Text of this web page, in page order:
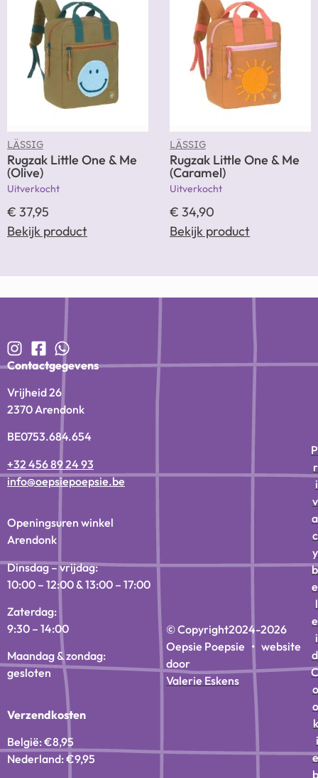
LÄSSIG
Rugzak Little One & Me
(Olive)
Uitverkocht
€ 37,95
Bekijk product
LÄSSIG
Rugzak Little One & Me
(Caramel)
Uitverkocht
€ 34,90
Bekijk product
Contactgegevens
Vrijheid 26
2370 Arendonk
BE0753.684.654
+32 456 89 24 93
info@oepsiepoepsie.be
Openingsuren winkel
Arendonk
Dinsdag – vrijdag:
10:00 – 12:00 & 13:00 – 17:00
Zaterdag:
9:30 – 14:00
Maandag & zondag:
gesloten
Verzendkosten
België: €8,95
Nederland: €9,95
© Copyright2024-2026
Oepsie Poepsie • website
door
Valerie Eskens
P
r
i
v
a
c
y
b
e
l
e
i
d
C
o
o
k
i
e
b